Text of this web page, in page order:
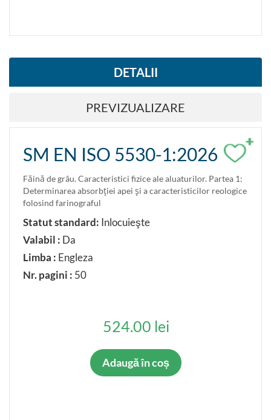
DETALII
PREVIZUALIZARE
+
SM EN ISO 5530-1:2026
Făină de grâu. Caracteristici fizice ale aluaturilor. Partea 1:
Determinarea absorbţiei apei şi a caracteristicilor reologice
folosind farinograful
Statut standard: Inlocuieşte
Valabil : Da
Limba : Engleza
Nr. pagini : 50
524.00 lei
Adaugă în coș